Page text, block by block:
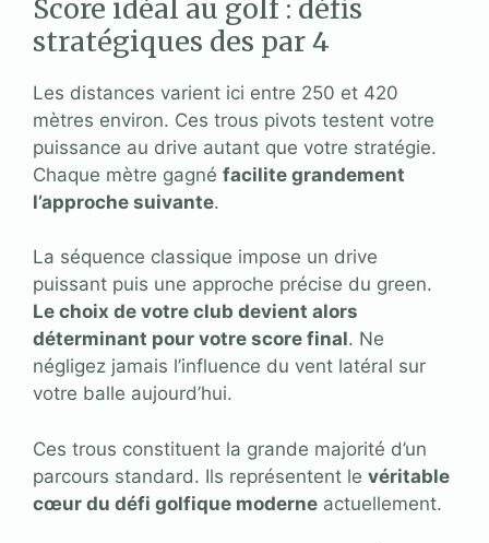
Score idéal au golf : défis
stratégiques des par 4
Les distances varient ici entre 250 et 420
mètres environ. Ces trous pivots testent votre
puissance au drive autant que votre stratégie.
Chaque mètre gagné facilite grandement
l’approche suivante.
La séquence classique impose un drive
puissant puis une approche précise du green.
Le choix de votre club devient alors
déterminant pour votre score final. Ne
négligez jamais l’influence du vent latéral sur
votre balle aujourd’hui.
Ces trous constituent la grande majorité d’un
parcours standard. Ils représentent le véritable
cœur du défi golfique moderne actuellement.